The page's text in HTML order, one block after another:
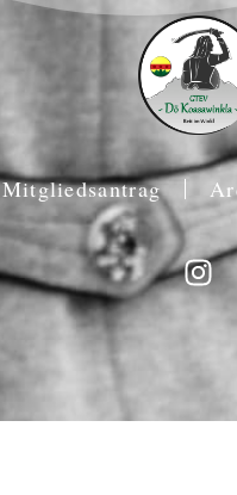
Mitgliedsantrag